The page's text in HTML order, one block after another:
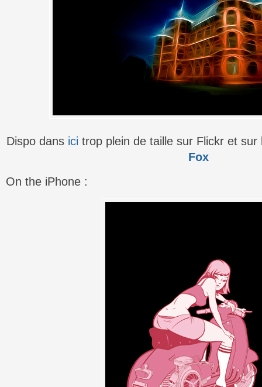
Dispo dans ici trop plein de taille sur Flickr et
Fox
On the iPhone :